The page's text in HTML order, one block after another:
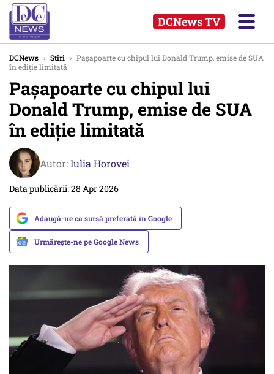
DCNews TV
DCNews › Stiri › Pașapoarte cu chipul lui Donald Trump, emise de SUA
în ediție limitată
Pașapoarte cu chipul lui
Donald Trump, emise de SUA
în ediție limitată
Autor:Iulia Horovei
Data publicării: 28 Apr 2026
Adaugă-ne ca sursă preferată în Google
Urmărește-ne pe Google News